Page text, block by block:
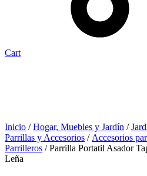
Cart
Inicio /Hogar, Muebles y Jardín /
Parrillas y Accesorios / Accesorios
Parrilleros / Parrilla Portatil Asador
Leña